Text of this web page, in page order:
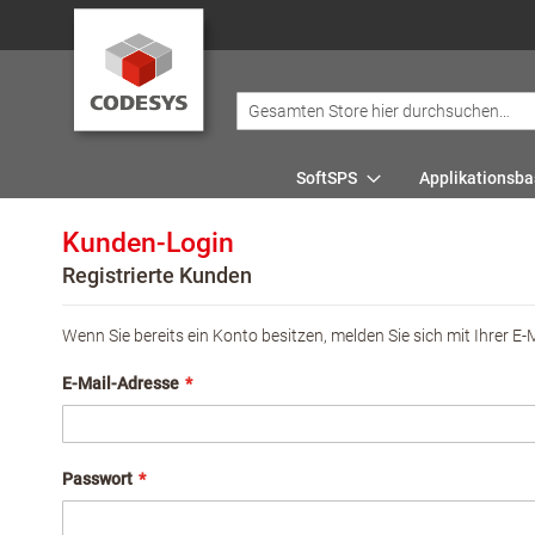
SoftSPS
Kunden-Login
Registrierte Kunden
Wenn Sie bereits ein Konto besitzen, melden Sie sich mit Ihrer E-
E-Mail-Adresse
Passwort